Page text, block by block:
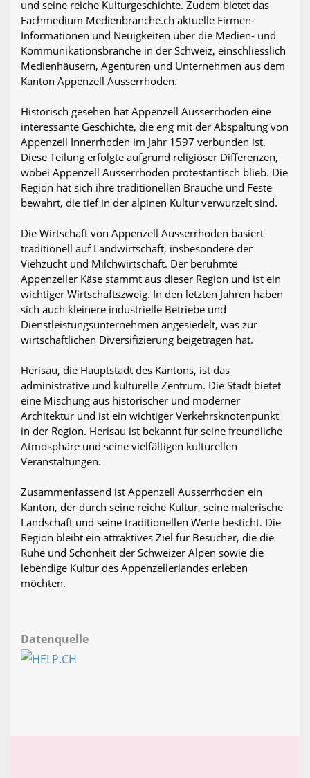
und seine reiche Kulturgeschichte. Zudem bietet das
Fachmedium Medienbranche.ch aktuelle Firmen-
Informationen und Neuigkeiten über die Medien- und
Kommunikationsbranche in der Schweiz, einschliesslich
Medienhäusern, Agenturen und Unternehmen aus dem
Kanton Appenzell Ausserrhoden.
Historisch gesehen hat Appenzell Ausserrhoden eine
interessante Geschichte, die eng mit der Abspaltung von
Appenzell Innerrhoden im Jahr 1597 verbunden ist.
Diese Teilung erfolgte aufgrund religiöser Differenzen,
wobei Appenzell Ausserrhoden protestantisch blieb. Die
Region hat sich ihre traditionellen Bräuche und Feste
bewahrt, die tief in der alpinen Kultur verwurzelt sind.
Die Wirtschaft von Appenzell Ausserrhoden basiert
traditionell auf Landwirtschaft, insbesondere der
Viehzucht und Milchwirtschaft. Der berühmte
Appenzeller Käse stammt aus dieser Region und ist ein
wichtiger Wirtschaftszweig. In den letzten Jahren haben
sich auch kleinere industrielle Betriebe und
Dienstleistungsunternehmen angesiedelt, was zur
wirtschaftlichen Diversifizierung beigetragen hat.
Herisau, die Hauptstadt des Kantons, ist das
administrative und kulturelle Zentrum. Die Stadt bietet
eine Mischung aus historischer und moderner
Architektur und ist ein wichtiger Verkehrsknotenpunkt
in der Region. Herisau ist bekannt für seine freundliche
Atmosphäre und seine vielfältigen kulturellen
Veranstaltungen.
Zusammenfassend ist Appenzell Ausserrhoden ein
Kanton, der durch seine reiche Kultur, seine malerische
Landschaft und seine traditionellen Werte besticht. Die
Region bleibt ein attraktives Ziel für Besucher, die die
Ruhe und Schönheit der Schweizer Alpen sowie die
lebendige Kultur des Appenzellerlandes erleben
möchten.
Datenquelle